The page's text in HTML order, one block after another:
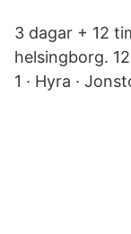
3 dagar + 12
helsingborg.
1 · Hyra ·